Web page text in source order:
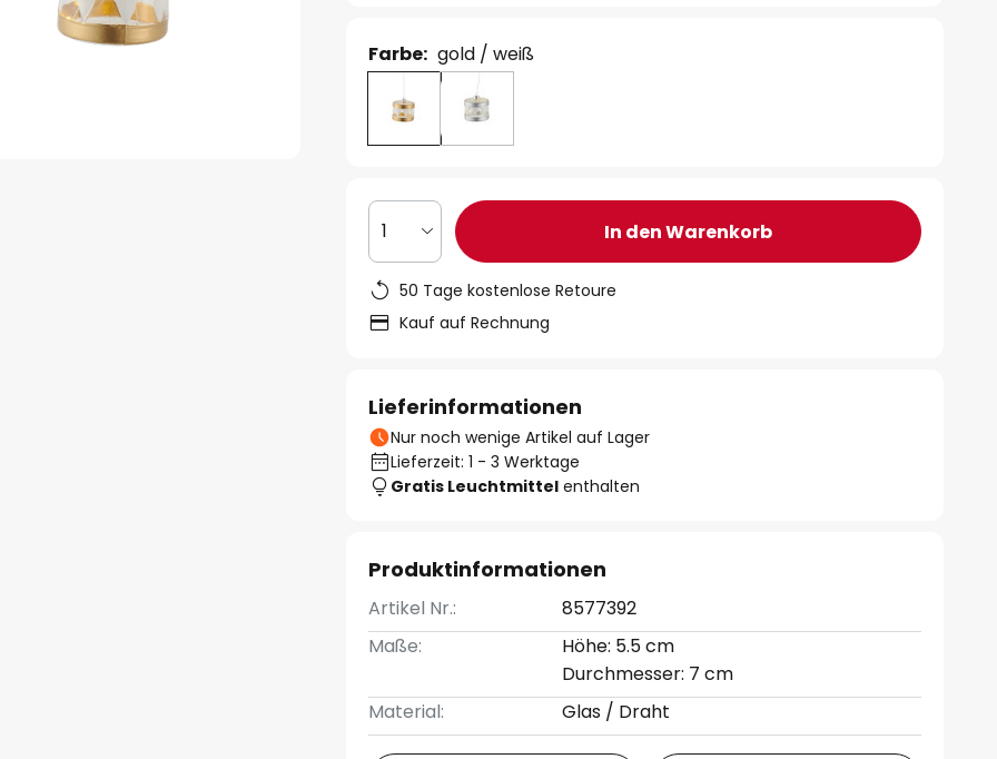
Farbe: gold / weiß
1 In den Warenkorb
50 Tage kostenlose Retoure
Kauf auf Rechnung
Lieferinformationen
Nur noch wenige Artikel auf Lager
Lieferzeit: 1 - 3 Werktage
Gratis Leuchtmittel enthalten
Produktinformationen
Artikel Nr.:
8577392
Maße:
Höhe: 5.5 cm
Durchmesser: 7 cm
Material:
Glas / Draht